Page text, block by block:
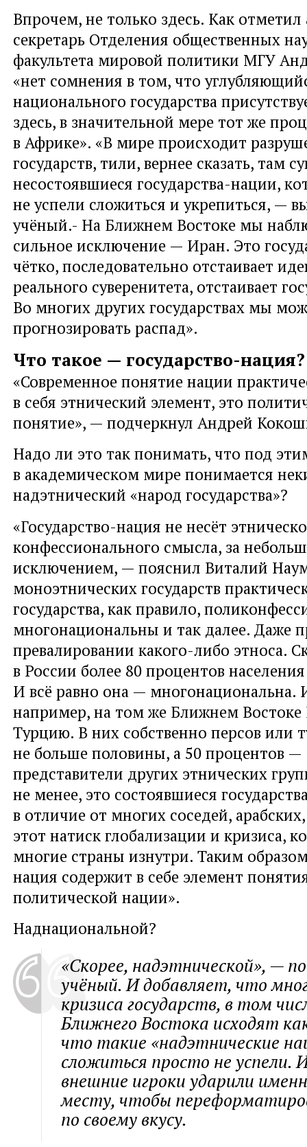
Впрочем, не только здесь. Как
секретарь Отделения общественных
факультета мировой политики МГУ
«нет сомнения в том, что
национального государства
здесь, в значительной мере тот же
в Африке». «В мире происходит
государств, тили, вернее сказать, там
несостоявшиеся государства-нации,
не успели сложиться и укрепиться, —
учёный.- На Ближнем Востоке мы
сильное исключение — Иран. Это
чётко, последовательно отстаивает
реального суверенитета, отстаивает
Во многих других государствах мы
прогнозировать распад».
Что такое — государство-нация?
«Современное понятие нации
в себя этнический элемент, это
понятие», — подчеркнул Андрей
Надо ли это так понимать, что под
в академическом мире понимается
надэтнический «народ государства»?
«Государство-нация не несёт
конфессионального смысла, за
исключением, — пояснил Виталий
моноэтнических государств
государства, как правило,
многонациональны и так далее. Даже
превалировании какого-либо этноса.
в России более 80 процентов
И всё равно она — многонациональна.
например, на том же Ближнем
Турцию. В них собственно персов или
не больше половины, а 50 процентов —
представители других этнических
не менее, это состоявшиеся
в отличие от многих соседей,
этот натиск глобализации и кризиса,
многие страны изнутри. Таким
нация содержит в себе элемент
политической нации».
Наднациональной?
«Скорее, надэтнической», —
учёный. И добавляет, что
кризиса государств, в том
Ближнего Востока исходят
что такие «надэтнические
сложиться просто не успели.
внешние игроки ударили
месту, чтобы
по своему вкусу.